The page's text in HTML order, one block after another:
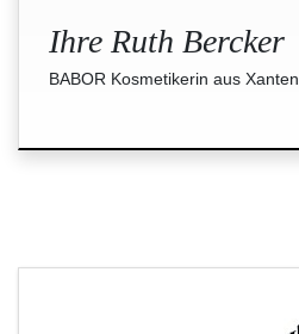
Ihre Ruth Bercker
BABOR Kosmetikerin aus Xanten